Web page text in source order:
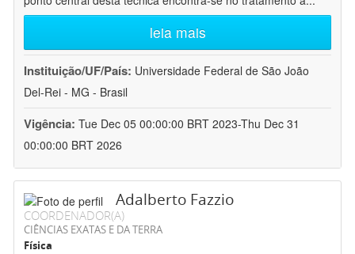
leia mais
Instituição/UF/País: Universidade Federal de São João
Del-Rei - MG - Brasil
Vigência: Tue Dec 05 00:00:00 BRT 2023-Thu Dec 31
00:00:00 BRT 2026
Adalberto Fazzio
COORDENADOR(A)
CIÊNCIAS EXATAS E DA TERRA
Física